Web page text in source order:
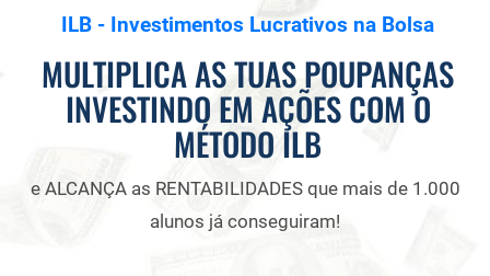
ILB - Investimentos Lucrativos na Bolsa
MULTIPLICA AS TUAS POUPANÇAS
INVESTINDO EM AÇÕES COM O
MÉTODO ILB
e ALCANÇA as RENTABILIDADES que mais de 1.000
alunos já conseguiram!